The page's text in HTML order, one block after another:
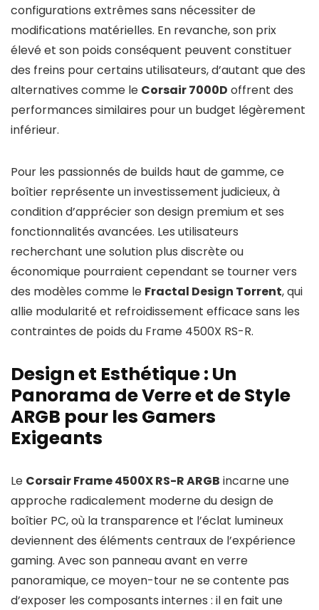
configurations extrêmes sans nécessiter de
modifications matérielles. En revanche, son prix
élevé et son poids conséquent peuvent constituer
des freins pour certains utilisateurs, d’autant que des
alternatives comme le Corsair 7000D offrent des
performances similaires pour un budget légèrement
inférieur.
Pour les passionnés de builds haut de gamme, ce
boîtier représente un investissement judicieux, à
condition d’apprécier son design premium et ses
fonctionnalités avancées. Les utilisateurs
recherchant une solution plus discrète ou
économique pourraient cependant se tourner vers
des modèles comme le Fractal Design Torrent, qui
allie modularité et refroidissement efficace sans les
contraintes de poids du Frame 4500X RS-R.
Design et Esthétique : Un
Panorama de Verre et de Style
ARGB pour les Gamers
Exigeants
Le Corsair Frame 4500X RS-R ARGB incarne une
approche radicalement moderne du design de
boîtier PC, où la transparence et l’éclat lumineux
deviennent des éléments centraux de l’expérience
gaming. Avec son panneau avant en verre
panoramique, ce moyen-tour ne se contente pas
d’exposer les composants internes : il en fait une